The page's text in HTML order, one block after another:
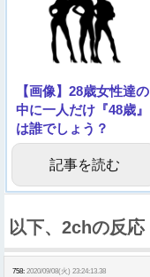
【画像】28歳女性達の
中に一人だけ『48歳』
は誰でしょう？
記事を読む
以下、2chの反応
758: 2020/09/08(火) 23:24:13.38